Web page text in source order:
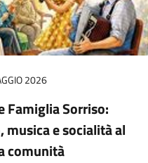
2026
Famiglia Sorriso:
e socialità al
comunità